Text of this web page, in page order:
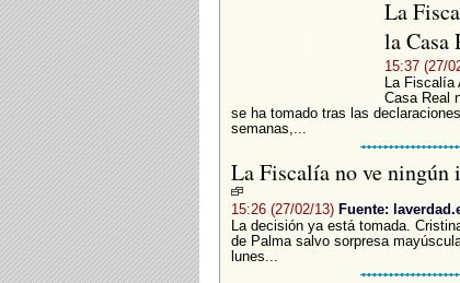
La
la Casa
15:37 (27/
La
Casa Real
se ha tomado tras las
semanas,...
La Fiscalía no ve
15:26 (27/02/13) Fuente:
La decisión ya está tomada.
de Palma salvo sorpresa
lunes...